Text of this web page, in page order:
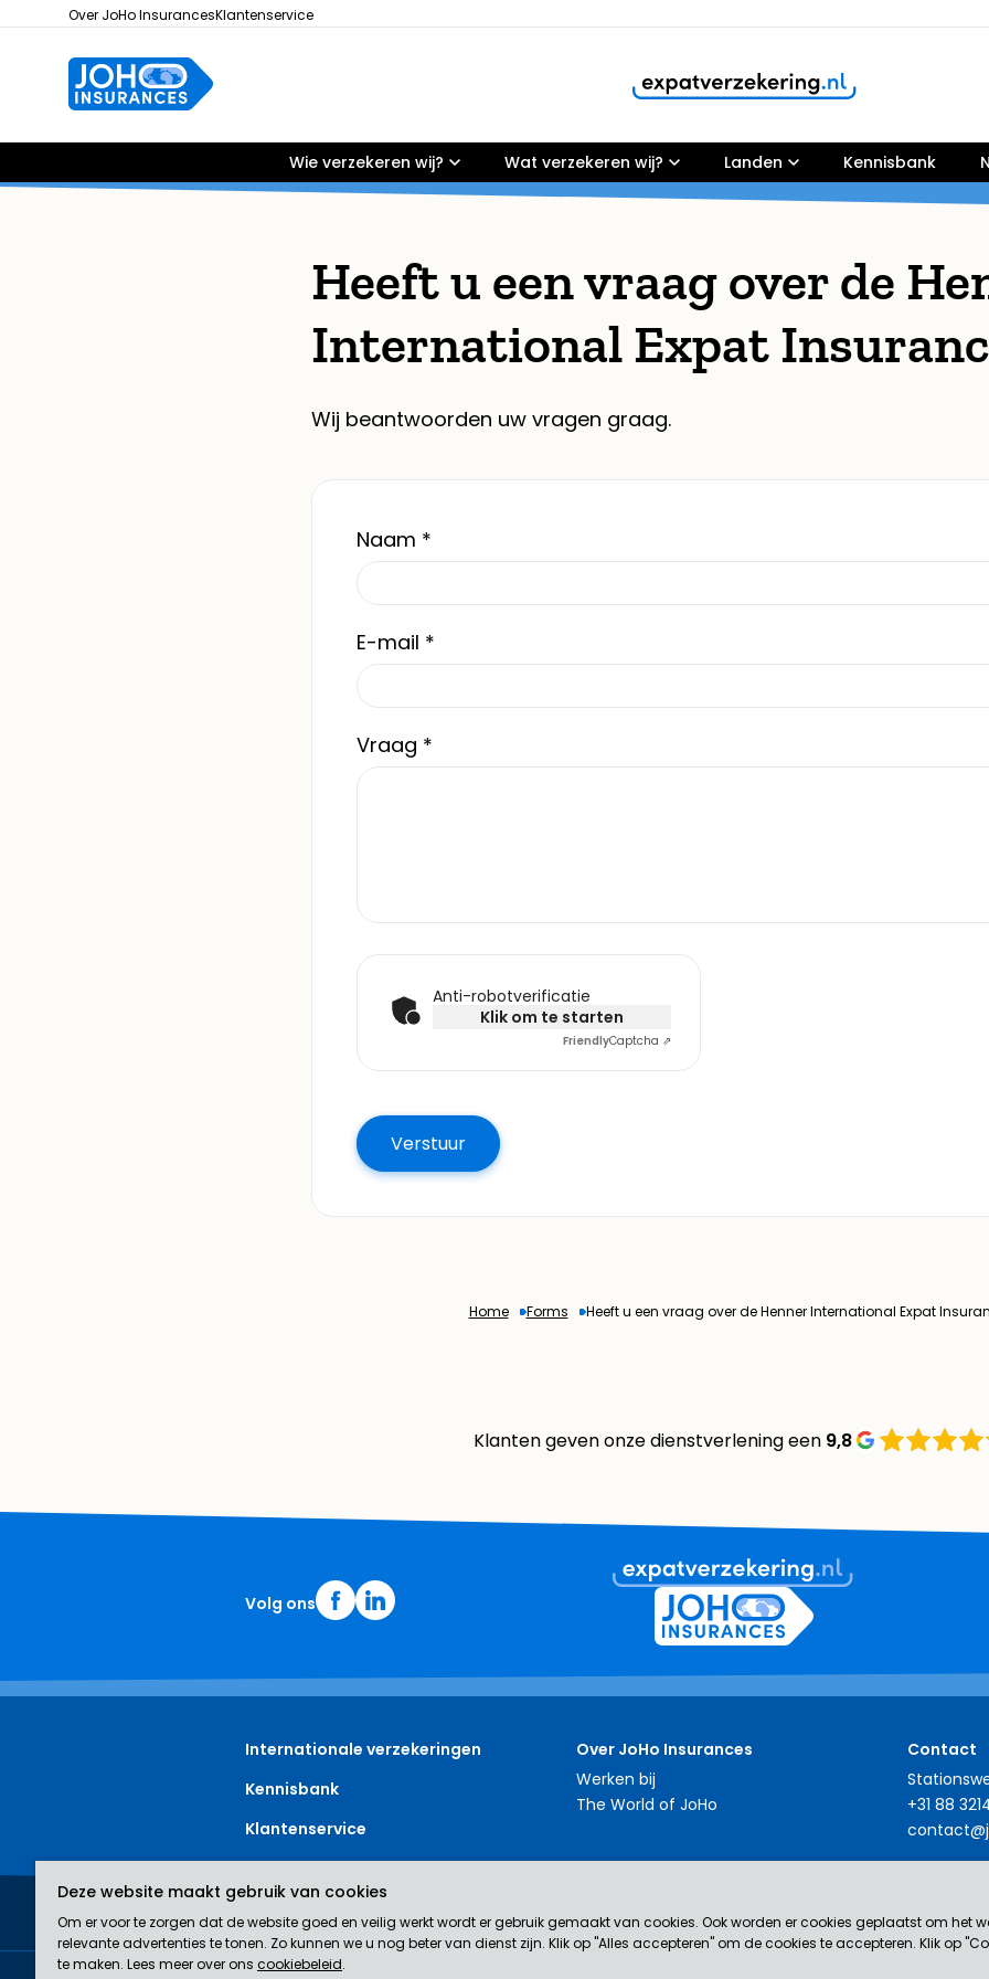
Over JoHo InsurancesKlantenservice
Wie verzekeren wij? Wat verzekeren wij? Landen Kennisbank
Klanten geven onze dienstverlening een
Heeft u een vraag over de
International Expat
Wij beantwoorden uw vragen graag.
Naam *
E-mail *
Vraag *
Anti-robotverificatie
Klik om te starten
FriendlyCaptcha ⇗
Home Forms Heeft u een vraag over de Henner International Expat
Klanten geven onze dienstverlening een 9,8
Volg ons
Internationale verzekeringen
Kennisbank
Klantenservice
Over JoHo Insurances
Werken bij
The World of JoHo
Contact
+31 88
JoHo Insurances is een door de AFM erkend bemiddelaar (nr. 12043929) in verzekeringen.
Deze website maakt gebruik van cookies
Om er voor te zorgen dat de website goed en veilig werkt wordt er gebruik gemaakt van cookies. Ook worden er cookies geplaatst om het
relevante advertenties te tonen. Zo kunnen we u nog beter van dienst zijn. Klik op "Alles accepteren" om de cookies te accepteren. Klik op
te maken. Lees meer over ons cookiebeleid.